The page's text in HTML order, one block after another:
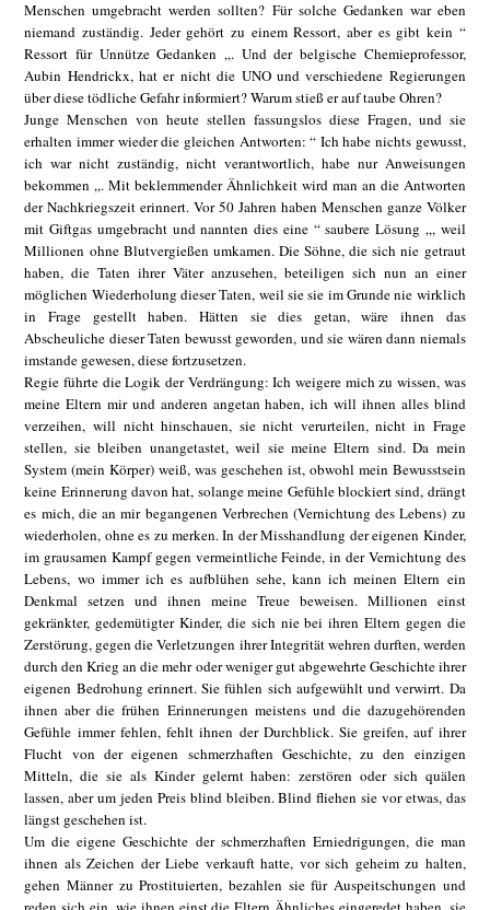
Menschen umgebracht werden sollten? Für solche Gedanken war eben
niemand zuständig. Jeder gehört zu einem Ressort, aber es gibt kein “
Ressort für Unnütze Gedanken „. Und der belgische Chemieprofessor,
Aubin Hendrickx, hat er nicht die UNO und verschiedene Regierungen
über diese tödliche Gefahr informiert? Warum stieß er auf taube Ohren?
Junge Menschen von heute stellen fassungslos diese Fragen, und sie
erhalten immer wieder die gleichen Antworten: “ Ich habe nichts gewusst,
ich war nicht zuständig, nicht verantwortlich, habe nur Anweisungen
bekommen „. Mit beklemmender Ähnlichkeit wird man an die Antworten
der Nachkriegszeit erinnert. Vor 50 Jahren haben Menschen ganze Völker
mit Giftgas umgebracht und nannten dies eine “ saubere Lösung „, weil
Millionen ohne Blutvergießen umkamen. Die Söhne, die sich nie getraut
haben, die Taten ihrer Väter anzusehen, beteiligen sich nun an einer
möglichen Wiederholung dieser Taten, weil sie sie im Grunde nie wirklich
in Frage gestellt haben. Hätten sie dies getan, wäre ihnen das
Abscheuliche dieser Taten bewusst geworden, und sie wären dann niemals
imstande gewesen, diese fortzusetzen.
Regie führte die Logik der Verdrängung: Ich weigere mich zu wissen, was
meine Eltern mir und anderen angetan haben, ich will ihnen alles blind
verzeihen, will nicht hinschauen, sie nicht verurteilen, nicht in Frage
stellen, sie bleiben unangetastet, weil sie meine Eltern sind. Da mein
System (mein Körper) weiß, was geschehen ist, obwohl mein Bewusstsein
keine Erinnerung davon hat, solange meine Gefühle blockiert sind, drängt
es mich, die an mir begangenen Verbrechen (Vernichtung des Lebens) zu
wiederholen, ohne es zu merken. In der Misshandlung der eigenen Kinder,
im grausamen Kampf gegen vermeintliche Feinde, in der Vernichtung des
Lebens, wo immer ich es aufblühen sehe, kann ich meinen Eltern ein
Denkmal setzen und ihnen meine Treue beweisen. Millionen einst
gekränkter, gedemütigter Kinder, die sich nie bei ihren Eltern gegen die
Zerstörung, gegen die Verletzungen ihrer Integrität wehren durften, werden
durch den Krieg an die mehr oder weniger gut abgewehrte Geschichte ihrer
eigenen Bedrohung erinnert. Sie fühlen sich aufgewühlt und verwirrt. Da
ihnen aber die frühen Erinnerungen meistens und die dazugehörenden
Gefühle immer fehlen, fehlt ihnen der Durchblick. Sie greifen, auf ihrer
Flucht von der eigenen schmerzhaften Geschichte, zu den einzigen
Mitteln, die sie als Kinder gelernt haben: zerstören oder sich quälen
lassen, aber um jeden Preis blind bleiben. Blind fliehen sie vor etwas, das
längst geschehen ist.
Um die eigene Geschichte der schmerzhaften Erniedrigungen, die man
ihnen als Zeichen der Liebe verkauft hatte, vor sich geheim zu halten,
gehen Männer zu Prostituierten, bezahlen sie für Auspeitschungen und